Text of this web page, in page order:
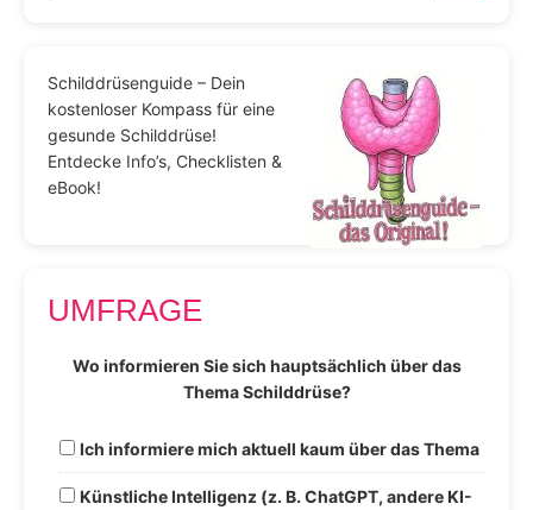
Schilddrüsenguide – Dein
kostenloser Kompass für eine
gesunde Schilddrüse!
Entdecke Info’s, Checklisten &
eBook!
UMFRAGE
Wo informieren Sie sich hauptsächlich über das
Thema Schilddrüse?
Ich informiere mich aktuell kaum über das Thema
Künstliche Intelligenz (z. B. ChatGPT, andere KI-